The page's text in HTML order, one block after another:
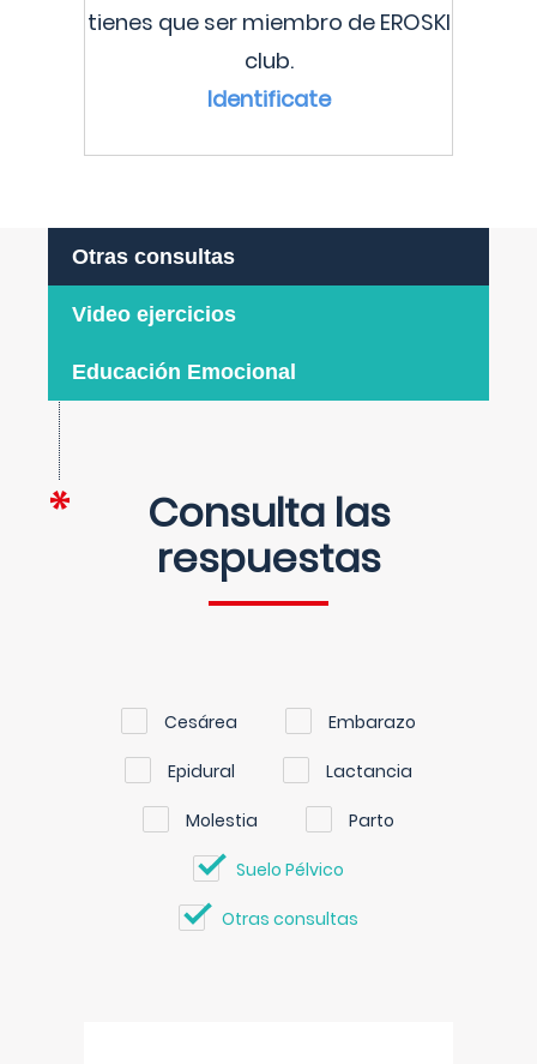
tienes que ser miembro de EROSKI
club.
Identificate
Otras consultas
Video ejercicios
Educación Emocional
Consulta las
respuestas
Cesárea Embarazo
Epidural Lactancia
Molestia Parto
Suelo Pélvico
Otras consultas